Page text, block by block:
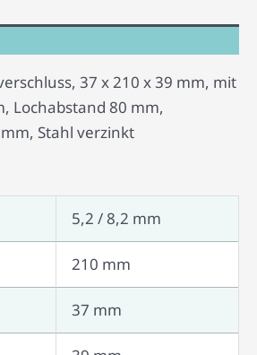
37 x 210 x 39 mm, mit
Lochabstand 80 mm,
Stahl verzinkt
5,2 / 8,2 mm
210 mm
37 mm